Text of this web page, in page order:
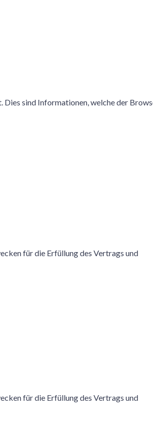
sind Informationen, welche der
für die Erfüllung des Vertrags und
für die Erfüllung des Vertrags und